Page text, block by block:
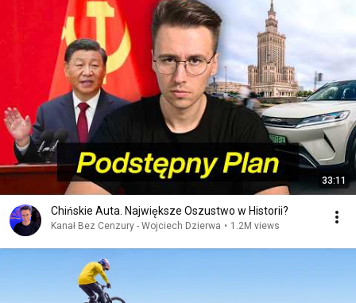
33:11
Chińskie Auta. Największe Oszustwo w Historii?
Kanał Bez Cenzury - Wojciech Dzierwa • 1.2M views